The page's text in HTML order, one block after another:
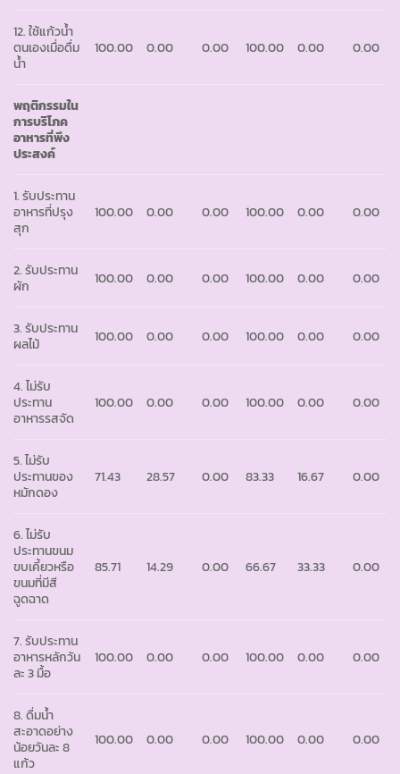
12. ใช้แก้วน้ำ
ตนเองเมื่อดื่ม
น้ำ
100.00 0.00 0.00 100.00 0.00 0.00
พฤติกรรมใน
การบริโภค
อาหารที่พึง
ประสงค์
1. รับประทาน
อาหารที่ปรุง
สุก
100.00 0.00 0.00 100.00 0.00 0.00
2. รับประทาน
ผัก
100.00 0.00 0.00 100.00 0.00 0.00
3. รับประทาน
ผลไม้
100.00 0.00 0.00 100.00 0.00 0.00
4. ไม่รับ
ประทาน
อาหารรสจัด
100.00 0.00 0.00 100.00 0.00 0.00
5. ไม่รับ
ประทานของ
หมักดอง
71.43 28.57 0.00 83.33 16.67 0.00
6. ไม่รับ
ประทานขนม
ขบเคี้ยวหรือ
ขนมที่มีสี
ฉูดฉาด
85.71 14.29 0.00 66.67 33.33 0.00
7. รับประทาน
อาหารหลักวัน
ละ 3 มื้อ
100.00 0.00 0.00 100.00 0.00 0.00
8. ดื่มน้ำ
สะอาดอย่าง
น้อยวันละ 8
แก้ว
100.00 0.00 0.00 100.00 0.00 0.00